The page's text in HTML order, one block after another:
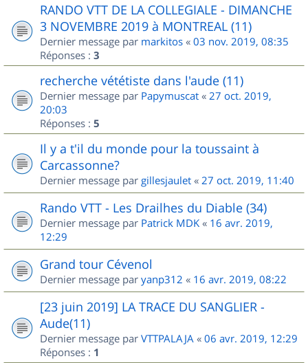
RANDO VTT DE LA COLLEGIALE - DIMANCHE
3 NOVEMBRE 2019 à MONTREAL (11)
Dernier message par markitos « 03 nov. 2019, 08:35
Réponses : 3
recherche vététiste dans l'aude (11)
Dernier message par Papymuscat « 27 oct. 2019,
20:03
Réponses : 5
Il y a t'il du monde pour la toussaint à
Carcassonne?
Dernier message par gillesjaulet « 27 oct. 2019, 11:40
Rando VTT - Les Drailhes du Diable (34)
Dernier message par Patrick MDK « 16 avr. 2019,
12:29
Grand tour Cévenol
Dernier message par yanp312 « 16 avr. 2019, 08:22
[23 juin 2019] LA TRACE DU SANGLIER -
Aude(11)
Dernier message par VTTPALAJA « 06 avr. 2019, 12:29
Réponses : 1